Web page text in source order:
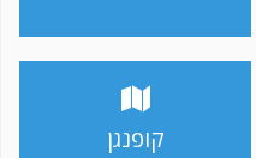
קופנגן